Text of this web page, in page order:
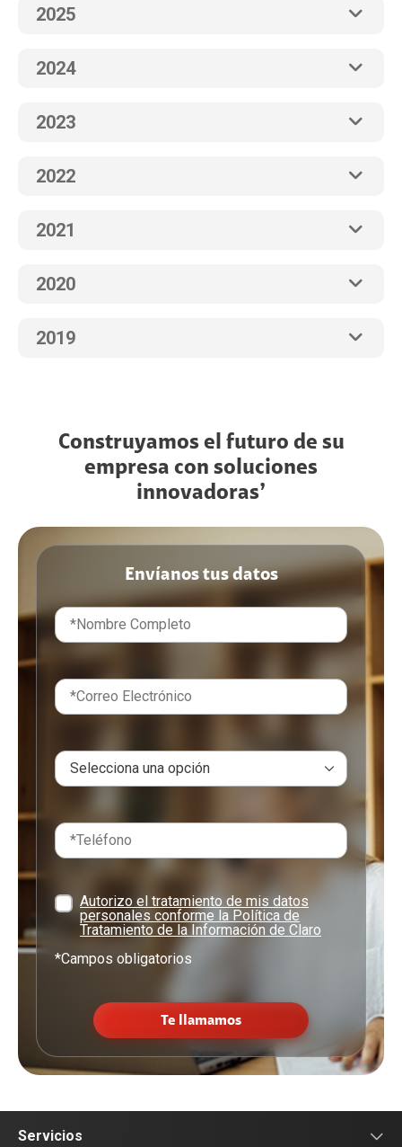
2025
2024
2023
2022
2021
2020
2019
Construyamos el futuro de su
empresa con soluciones
innovadoras’
Envíanos tus datos
Autorizo el tratamiento de mis datos
personales conforme la Política de
Tratamiento de la Información de Claro
*Campos obligatorios
Te llamamos
Servicios